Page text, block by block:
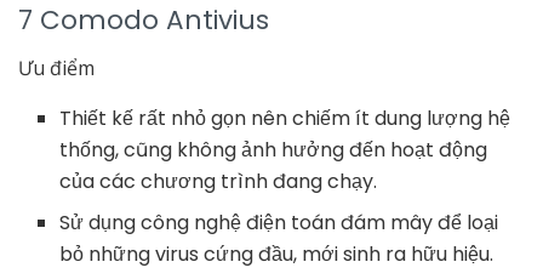
7 Comodo Antivius
Ưu điểm
Thiết kế rất nhỏ gọn nên chiếm ít dung lượng hệ
thống, cũng không ảnh hưởng đến hoạt động
của các chương trình đang chạy.
Sử dụng công nghệ điện toán đám mây để loại
bỏ những virus cứng đầu, mới sinh ra hữu hiệu.